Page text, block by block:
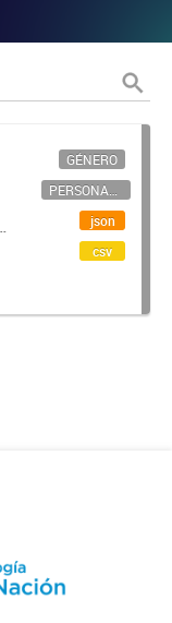
GÉNERO
PERSONAL CIENTÍFICO-TECNOLÓGICO
json
csv